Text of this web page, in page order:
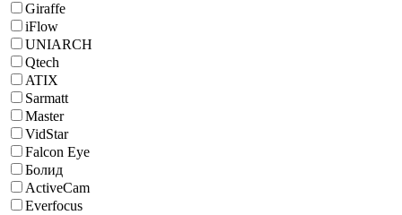
Giraffe
iFlow
UNIARCH
Qtech
ATIX
Sarmatt
Master
VidStar
Falcon Eye
Болид
ActiveCam
Everfocus